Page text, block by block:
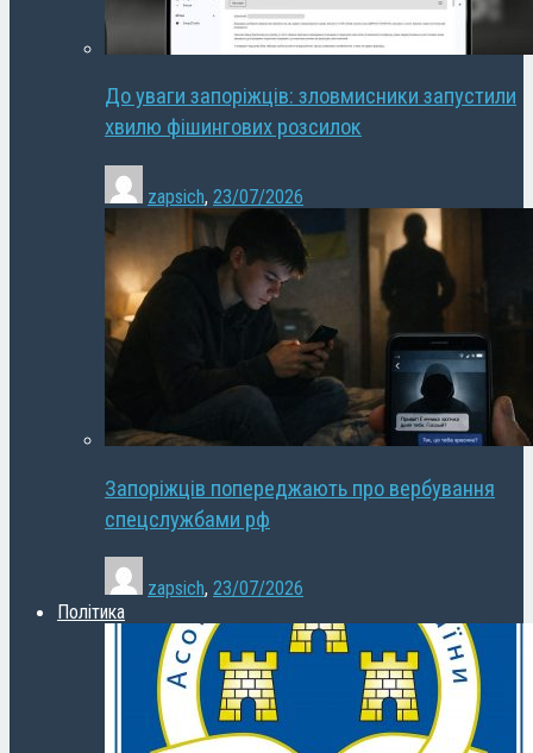
До уваги запоріжців: зловмисники запустили
хвилю фішингових розсилок
zapsich, 23/07/2026
Запоріжців попереджають про вербування
спецслужбами рф
zapsich, 23/07/2026
Політика